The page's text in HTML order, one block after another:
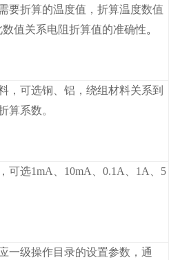
要折算的温度值，折算温度数值
值关系电阻折算值的准确性。
，可选铜、铝，绕组材料关系到
算系数。
可选1mA、10mA、0.1A、1A、5
一级操作目录的设置参数，通